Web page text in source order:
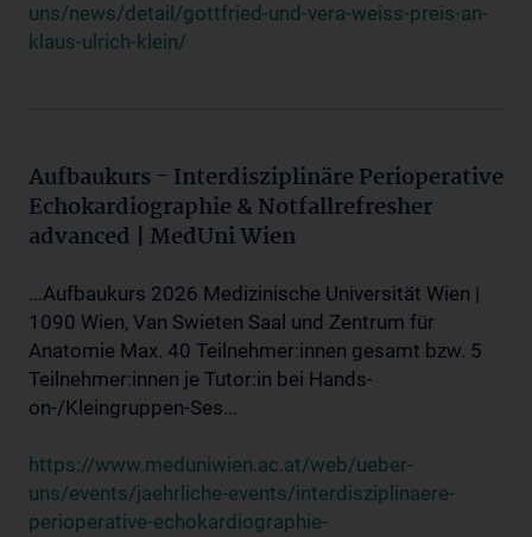
uns/news/detail/gottfried-und-vera-weiss-preis-an-
klaus-ulrich-klein/
Aufbaukurs - Interdisziplinäre Perioperative
Echokardiographie & Notfallrefresher
advanced | MedUni Wien
...Aufbaukurs 2026 Medizinische Universität Wien |
1090 Wien, Van Swieten Saal und Zentrum für
Anatomie Max. 40 Teilnehmer:innen gesamt bzw. 5
Teilnehmer:innen je Tutor:in bei Hands-
on-/Kleingruppen-Ses...
https://www.meduniwien.ac.at/web/ueber-
uns/events/jaehrliche-events/interdisziplinaere-
perioperative-echokardiographie-